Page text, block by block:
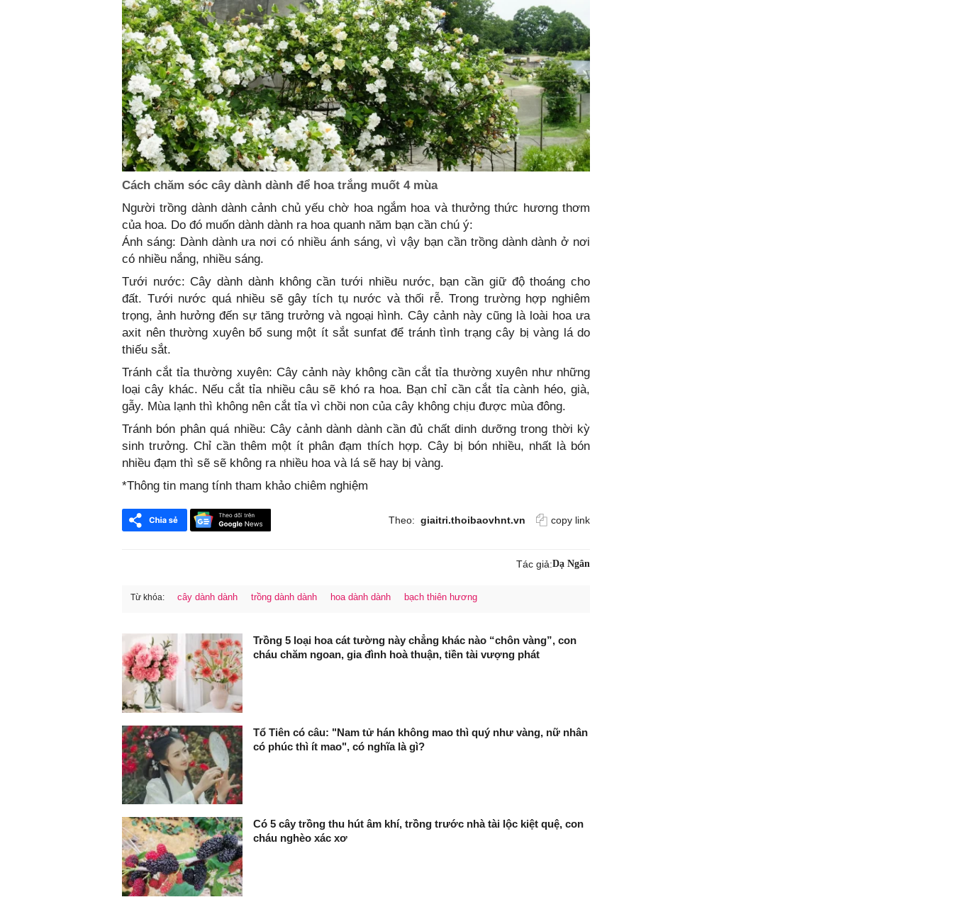
Cách chăm sóc cây dành dành để hoa trắng muốt 4 mùa
Người trồng dành dành cảnh chủ yếu chờ hoa ngắm hoa và thưởng thức hương thơm
của hoa. Do đó muốn dành dành ra hoa quanh năm bạn cần chú ý:
Ánh sáng: Dành dành ưa nơi có nhiều ánh sáng, vì vậy bạn cần trồng dành dành ở nơi
có nhiều nắng, nhiều sáng.
Tưới nước: Cây dành dành không cần tưới nhiều nước, bạn cần giữ độ thoáng cho
đất. Tưới nước quá nhiều sẽ gây tích tụ nước và thối rễ. Trong trường hợp nghiêm
trọng, ảnh hưởng đến sự tăng trưởng và ngoại hình. Cây cảnh này cũng là loài hoa ưa
axit nên thường xuyên bổ sung một ít sắt sunfat để tránh tình trạng cây bị vàng lá do
thiếu sắt.
Tránh cắt tỉa thường xuyên: Cây cảnh này không cần cắt tỉa thường xuyên như những
loại cây khác. Nếu cắt tỉa nhiều câu sẽ khó ra hoa. Bạn chỉ cần cắt tỉa cành héo, già,
gẫy. Mùa lạnh thì không nên cắt tỉa vì chồi non của cây không chịu được mùa đông.
Tránh bón phân quá nhiều: Cây cảnh dành dành cần đủ chất dinh dưỡng trong thời kỳ
sinh trưởng. Chỉ cần thêm một ít phân đạm thích hợp. Cây bị bón nhiều, nhất là bón
nhiều đạm thì sẽ sẽ không ra nhiều hoa và lá sẽ hay bị vàng.
*Thông tin mang tính tham khảo chiêm nghiệm
Theo: giaitri.thoibaovhnt.vn copy link
Tác giả:Dạ Ngân
Từ khóa: cây dành dành trồng dành dành hoa dành dành bạch thiên hương
Trồng 5 loại hoa cát tường này chẳng khác nào “chôn vàng”, con
cháu chăm ngoan, gia đình hoà thuận, tiền tài vượng phát
Tổ Tiên có câu: "Nam tử hán không mao thì quý như vàng, nữ nhân
có phúc thì ít mao", có nghĩa là gì?
Có 5 cây trồng thu hút âm khí, trồng trước nhà tài lộc kiệt quệ, con
cháu nghèo xác xơ